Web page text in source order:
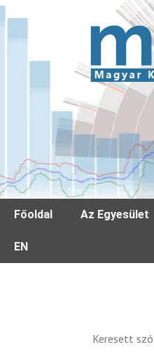
Főoldal Az Egyesület
EN
Keresett